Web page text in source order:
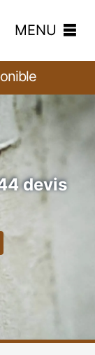
MENU
devis